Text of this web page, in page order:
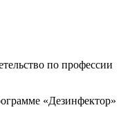
по профессии
«Дезинфектор»